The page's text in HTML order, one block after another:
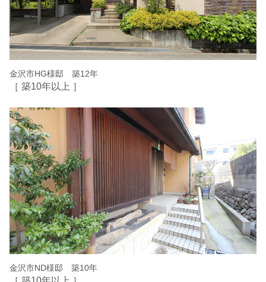
金沢市HG様邸 築12年
［ 築10年以上 ］
金沢市ND様邸 築10年